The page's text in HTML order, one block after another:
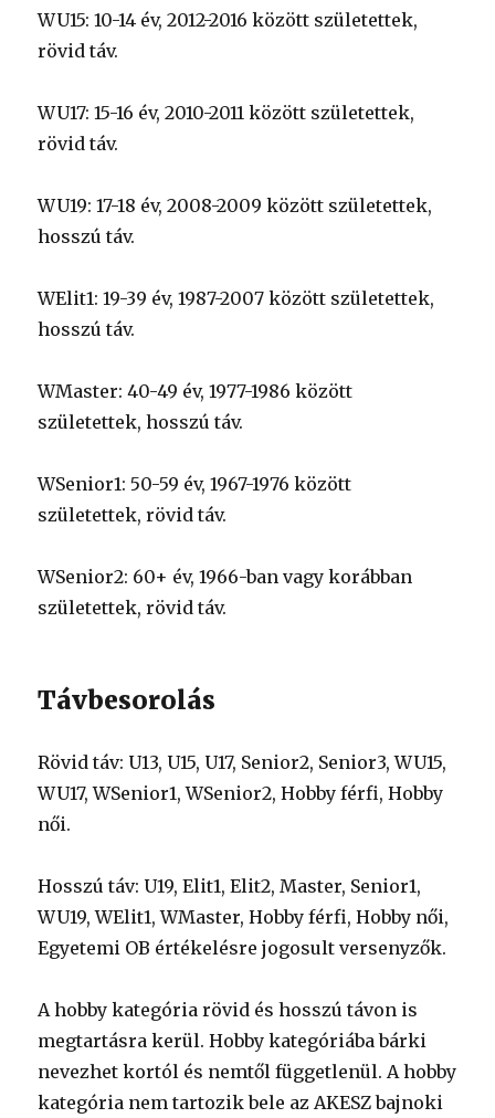
WU15: 10-14 év, 2012-2016 között születettek,
rövid táv.
WU17: 15-16 év, 2010-2011 között születettek,
rövid táv.
WU19: 17-18 év, 2008-2009 között születettek,
hosszú táv.
WElit1: 19-39 év, 1987-2007 között születettek,
hosszú táv.
WMaster: 40-49 év, 1977-1986 között
születettek, hosszú táv.
WSenior1: 50-59 év, 1967-1976 között
születettek, rövid táv.
WSenior2: 60+ év, 1966-ban vagy korábban
születettek, rövid táv.
Távbesorolás
Rövid táv: U13, U15, U17, Senior2, Senior3, WU15,
WU17, WSenior1, WSenior2, Hobby férfi, Hobby
női.
Hosszú táv: U19, Elit1, Elit2, Master, Senior1,
WU19, WElit1, WMaster, Hobby férfi, Hobby női,
Egyetemi OB értékelésre jogosult versenyzők.
A hobby kategória rövid és hosszú távon is
megtartásra kerül. Hobby kategóriába bárki
nevezhet kortól és nemtől függetlenül. A hobby
kategória nem tartozik bele az AKESZ bajnoki